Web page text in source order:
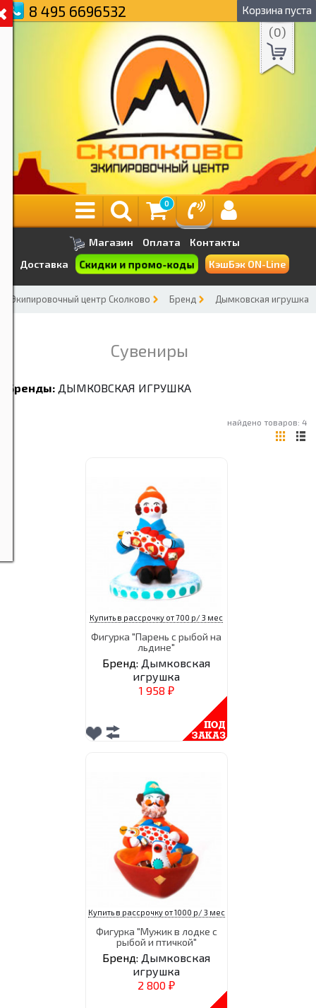
8 495 6696532 Корзина пуста
(0)
0
Магазин Оплата
Контакты
Доставка
Скидки и промо-коды КэшБэк ON-Line
Экипировочный центр Сколково Бренд Дымковская игрушка
Сувениры
Бренды: ДЫМКОВСКАЯ ИГРУШКА
найдено товаров: 4
Купить в рассрочку от 700 р/ 3 мес
Фигурка "Парень с рыбой на
льдине"
Бренд: Дымковская
игрушка
1 958 ₽
Купить в рассрочку от 1000 р/ 3 мес
Фигурка "Мужик в лодке с
рыбой и птичкой"
Бренд: Дымковская
игрушка
2 800 ₽